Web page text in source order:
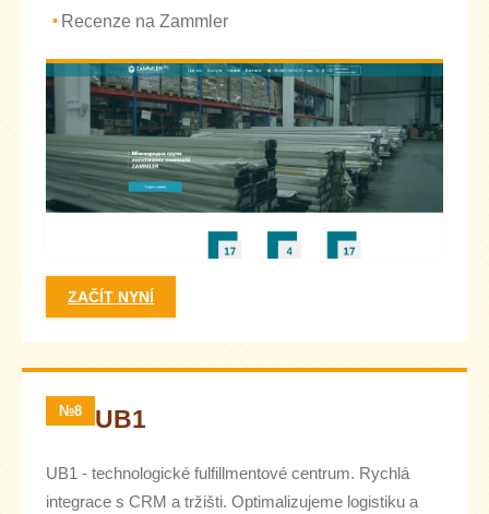
Recenze na Zammler
ZAČÍT NYNÍ
№8 UB1
UB1 - technologické fulfillmentové centrum. Rychlá
integrace s CRM a tržišti. Optimalizujeme logistiku a